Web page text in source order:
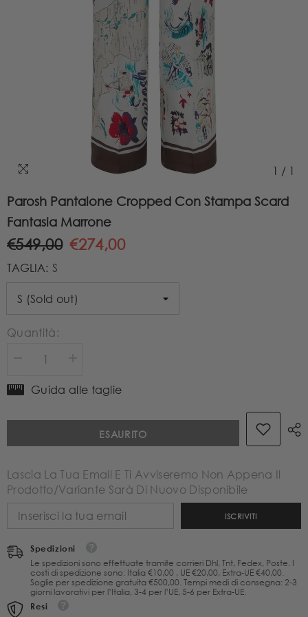
1 / 1
Parosh Pantalone Cropped Con Stampa Scard
Fantasia Marrone
€549,00 €274,00
TAGLIA: S
Quantità:
Diminuire
quantità
per
Pantalone
Con
Scard
Fantasia
Marrone
quantità
Pantalone
Cropped
Con
Scard
Fantasia
Marrone
Guida alle taglie
ESAURITO
Lascia La Tua Email E Ti Avviseremo Non Appena Il
Prodotto/variante Sarà Di Nuovo Disponibile
ISCRIVITI
Spedizioni
Le spedizioni sono effettuate tramite corrieri Dhl, Tnt, Fedex, Poste. I
costi di spedizione sono: Italia €10,00 , UE €20,00, Extra-UE €40,00.
Soglie per spedizione gratuita €500,00. Tempi medi di consegna: 2-3
giorni lavorativi per l’Italia, 3-4 per l’UE, 5-6 per Extra-UE.
Resi